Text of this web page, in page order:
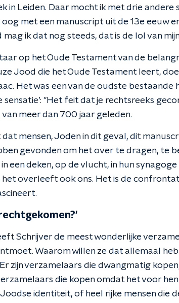
in Leiden. Daar mocht ik met drie andere
oog met een manuscript uit de 13e eeuw
mag ik dat nog steeds, dat is de lol van
op het Oude Testament van de
Jood die het Oude Testament leert,
Het was een van de oudste bestaande
sensatie’: "Het feit dat je rechtsreeks
meer dan 700 jaar geleden.
mensen, Joden in dit geval, dit
gevonden om het over te dragen, te
een deken, op de vlucht, in hun
het overleeft ook ons. Het is de
Schrijver de meest wonderlijke
Waarom willen ze dat allemaal
zijn verzamelaars die dwangmatig
die kopen omdat het voor
identiteit, of heel rijke mensen die